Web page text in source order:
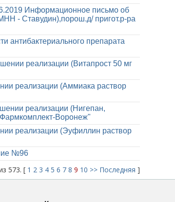
Информационное письмо об
- Ставудин),порош.д/ пригот.р-ра
антибактериального препарата
реализации (Витапрост 50 мг
реализации (Аммиака раствор
реализации (Нигепан,
Воронеж"
реализации (Эуфиллин раствор
№96
573. [ 1 2 3 4 5 6 7 8 9 10 >> Последняя ]